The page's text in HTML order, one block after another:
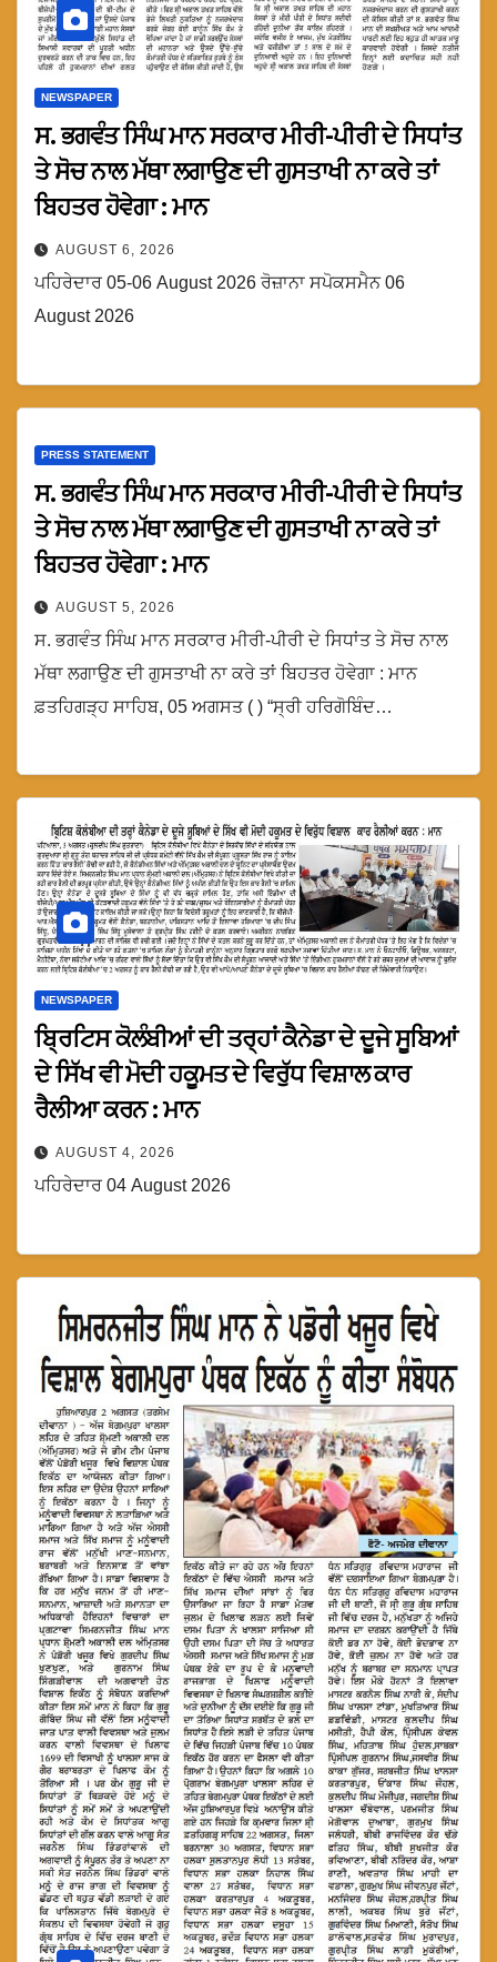
NEWSPAPER
ਸ. ਭਗਵੰਤ ਸਿੰਘ ਮਾਨ ਸਰਕਾਰ ਮੀਰੀ-ਪੀਰੀ ਦੇ ਸਿਧਾਂਤ
ਤੇ ਸੋਚ ਨਾਲ ਮੱਥਾ ਲਗਾਉਣ ਦੀ ਗੁਸਤਾਖੀ ਨਾ ਕਰੇ ਤਾਂ
ਬਿਹਤਰ ਹੋਵੇਗਾ : ਮਾਨ
AUGUST 6, 2026
ਪਹਿਰੇਦਾਰ 05-06 August 2026 ਰੋਜ਼ਾਨਾ ਸਪੋਕਸਮੈਨ 06
August 2026
PRESS STATEMENT
ਸ. ਭਗਵੰਤ ਸਿੰਘ ਮਾਨ ਸਰਕਾਰ ਮੀਰੀ-ਪੀਰੀ ਦੇ ਸਿਧਾਂਤ
ਤੇ ਸੋਚ ਨਾਲ ਮੱਥਾ ਲਗਾਉਣ ਦੀ ਗੁਸਤਾਖੀ ਨਾ ਕਰੇ ਤਾਂ
ਬਿਹਤਰ ਹੋਵੇਗਾ : ਮਾਨ
AUGUST 5, 2026
ਸ. ਭਗਵੰਤ ਸਿੰਘ ਮਾਨ ਸਰਕਾਰ ਮੀਰੀ-ਪੀਰੀ ਦੇ ਸਿਧਾਂਤ ਤੇ ਸੋਚ ਨਾਲ
ਮੱਥਾ ਲਗਾਉਣ ਦੀ ਗੁਸਤਾਖੀ ਨਾ ਕਰੇ ਤਾਂ ਬਿਹਤਰ ਹੋਵੇਗਾ : ਮਾਨ
ਫ਼ਤਹਿਗੜ੍ਹ ਸਾਹਿਬ, 05 ਅਗਸਤ ( ) “ਸ੍ਰੀ ਹਰਿਗੋਬਿੰਦ…
NEWSPAPER
ਬ੍ਰਿਟਿਸ ਕੋਲੰਬੀਆਂ ਦੀ ਤਰ੍ਹਾਂ ਕੈਨੇਡਾ ਦੇ ਦੂਜੇ ਸੂਬਿਆਂ
ਦੇ ਸਿੱਖ ਵੀ ਮੋਦੀ ਹਕੂਮਤ ਦੇ ਵਿਰੁੱਧ ਵਿਸ਼ਾਲ ਕਾਰ
ਰੈਲੀਆ ਕਰਨ : ਮਾਨ
AUGUST 4, 2026
ਪਹਿਰੇਦਾਰ 04 August 2026